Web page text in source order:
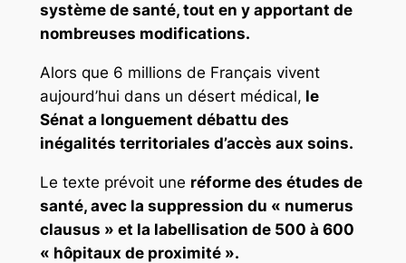
système de santé, tout en y apportant de
nombreuses modifications.
Alors que 6 millions de Français vivent
aujourd’hui dans un désert médical, le
Sénat a longuement débattu des
inégalités territoriales d’accès aux soins.
Le texte prévoit une réforme des études de
santé, avec la suppression du « numerus
clausus » et la labellisation de 500 à 600
« hôpitaux de proximité ».